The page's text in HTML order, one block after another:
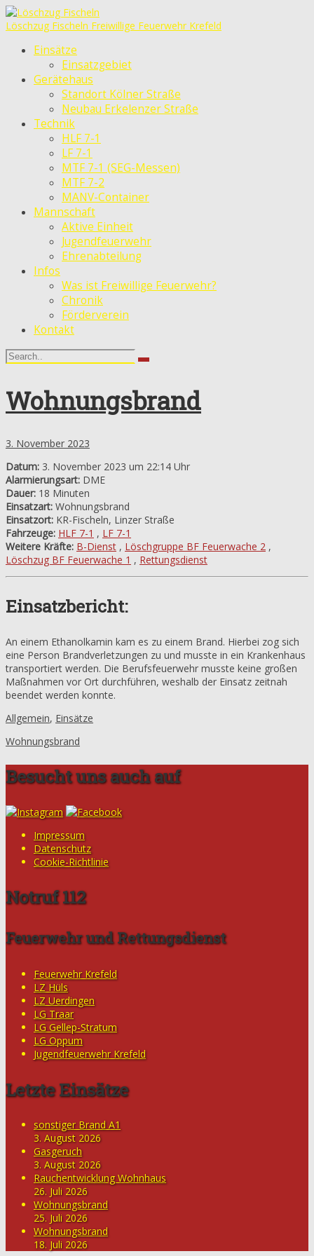
Löschzug Fischeln Freiwillige Feuerwehr Krefeld
Einsätze
Einsatzgebiet
Gerätehaus
Standort Kölner Straße
Neubau Erkelenzer Straße
Technik
HLF 7-1
LF 7-1
MTF 7-1 (SEG-Messen)
MTF 7-2
MANV-Container
Mannschaft
Aktive Einheit
Jugendfeuerwehr
Ehrenabteilung
Infos
Was ist Freiwillige Feuerwehr?
Chronik
Förderverein
Kontakt
Wohnungsbrand
3. November 2023
Datum: 3. November 2023 um 22:14 Uhr
Alarmierungsart: DME
Dauer: 18 Minuten
Einsatzart: Wohnungsbrand
Einsatzort: KR-Fischeln, Linzer Straße
Fahrzeuge: HLF 7-1 , LF 7-1
Weitere Kräfte: B-Dienst , Löschgruppe BF Feuerwache 2 ,
Löschzug BF Feuerwache 1 , Rettungsdienst
Einsatzbericht:
An einem Ethanolkamin kam es zu einem Brand. Hierbei zog sich
eine Person Brandverletzungen zu und musste in ein Krankenhaus
transportiert werden. Die Berufsfeuerwehr musste keine großen
Maßnahmen vor Ort durchführen, weshalb der Einsatz zeitnah
beendet werden konnte.
Allgemein, Einsätze
Wohnungsbrand
Besucht uns auch auf
Impressum
Datenschutz
Cookie-Richtlinie
Notruf 112
Feuerwehr und Rettungsdienst
Feuerwehr Krefeld
LZ Hüls
LZ Uerdingen
LG Traar
LG Gellep-Stratum
LG Oppum
Jugendfeuerwehr Krefeld
Letzte Einsätze
sonstiger Brand A1
3. August 2026
Gasgeruch
3. August 2026
Rauchentwicklung Wohnhaus
26. Juli 2026
Wohnungsbrand
25. Juli 2026
Wohnungsbrand
18. Juli 2026